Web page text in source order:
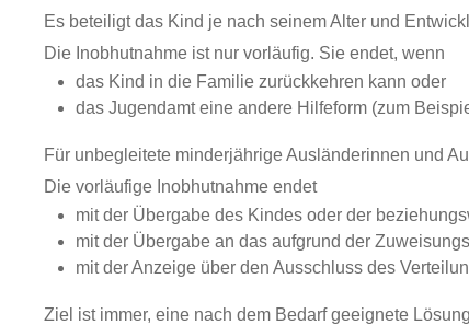
Es beteiligt das Kind je nach seinem Alter und
Die Inobhutnahme ist nur vorläufig. Sie endet, wenn
das Kind in die Familie zurückkehren kann oder
das Jugendamt eine andere Hilfeform (zum
Für unbegleitete minderjährige Ausländerinnen und
Die vorläufige Inobhutnahme endet
mit der Übergabe des Kindes oder der
mit der Übergabe an das aufgrund der
mit der Anzeige über den Ausschluss des
Ziel ist immer, eine nach dem Bedarf geeignete